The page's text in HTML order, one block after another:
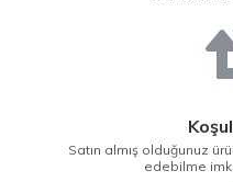
Satın almış olduğunuz
edebilme